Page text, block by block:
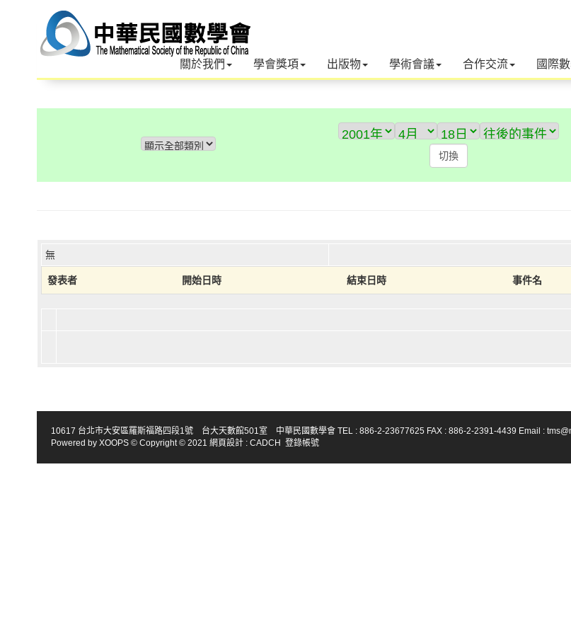
關於我們 學會獎項 出版物 學術會議 合作交流 國際
無
發表者 開始日時 結束日時 事件名
10617 台北市大安區羅斯福路四段1號 台大天數館501室 中華民國數學會 TEL : 886-2-23677625 FAX : 886-2-2391-4439 Email :
Powered by XOOPS © Copyright © 2021 網頁設計 : CADCH 登錄帳號